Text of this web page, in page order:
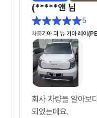
4. 차량 상태:
- 수요일~목요일 비
쉽게도 물자국이 남
스포일러 부분에 흰
있었는데 손톱으로
났어요
5. 종합:
(*****앤 님
5
차종기아 더 뉴 기아 레이
회사 차량을 알아보
되었는데요.